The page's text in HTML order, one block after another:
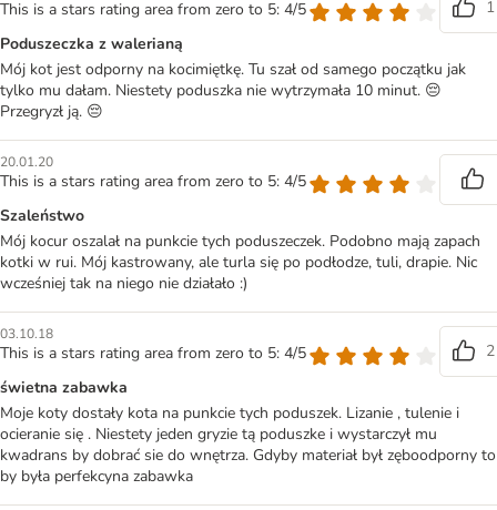
This is a stars rating area from zero to 5: 4/5
1
Poduszeczka z walerianą
Mój kot jest odporny na kocimiętkę. Tu szał od samego początku jak
tylko mu dałam. Niestety poduszka nie wytrzymała 10 minut. 😔
Przegryzł ją. 😔
20.01.20
This is a stars rating area from zero to 5: 4/5
Szaleństwo
Mój kocur oszalał na punkcie tych poduszeczek. Podobno mają zapach
kotki w rui. Mój kastrowany, ale turla się po podłodze, tuli, drapie. Nic
wcześniej tak na niego nie działało :)
03.10.18
This is a stars rating area from zero to 5: 4/5
2
świetna zabawka
Moje koty dostały kota na punkcie tych poduszek. Lizanie , tulenie i
ocieranie się . Niestety jeden gryzie tą poduszke i wystarczył mu
kwadrans by dobrać sie do wnętrza. Gdyby materiał był zęboodporny to
by była perfekcyna zabawka